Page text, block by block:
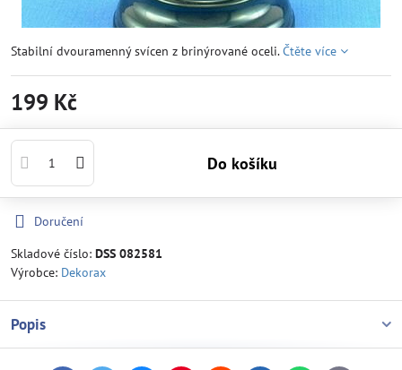
Stabilní dvouramenný svícen z brinýrované oceli.Čtěte více
199 Kč
Do košíku
Doručení
Skladové číslo: DSS 082581
Výrobce: Dekorax
Popis